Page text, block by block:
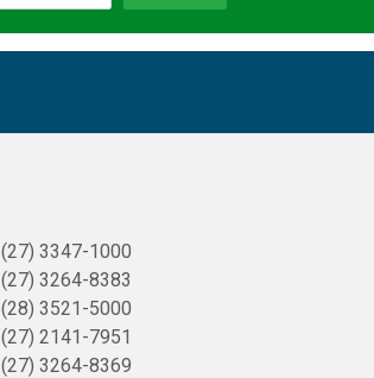
(27) 3347-1000
(27) 3264-8383
(28) 3521-5000
(27) 2141-7951
(27) 3264-8369